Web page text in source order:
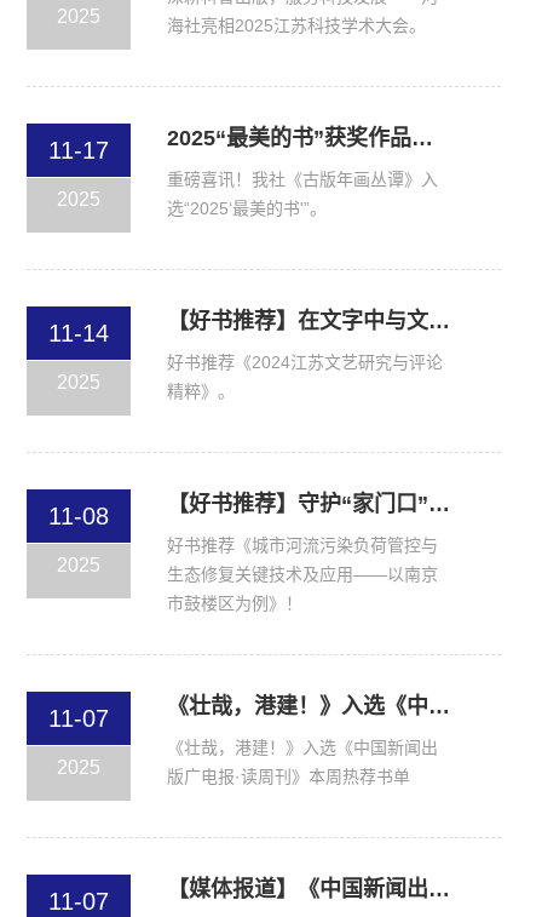
2025
海社亮相2025江苏科技学术大会。
11-17
2025
2025“最美的书”获奖作品隆重揭晓
重磅喜讯！我社《古版年画丛谭》入
选“2025‘最美的书'”。
11-14
2025
【好书推荐】在文字中与文艺现场相遇，在评论里感知时代鲜活脉动
好书推荐《2024江苏文艺研究与评论
精粹》。
11-08
2025
【好书推荐】守护“家门口”的河，绘就河清岸绿新画卷
好书推荐《城市河流污染负荷管控与
生态修复关键技术及应用——以南京
市鼓楼区为例》！
11-07
2025
《壮哉，港建！》入选《中国新闻出版广电报·读周刊》本周热荐书单
《壮哉，港建！》入选《中国新闻出
版广电报·读周刊》本周热荐书单
11-07 【媒体报道】《中国新闻出版广电报》刊发我社《壮哉，港建！》专业书评！